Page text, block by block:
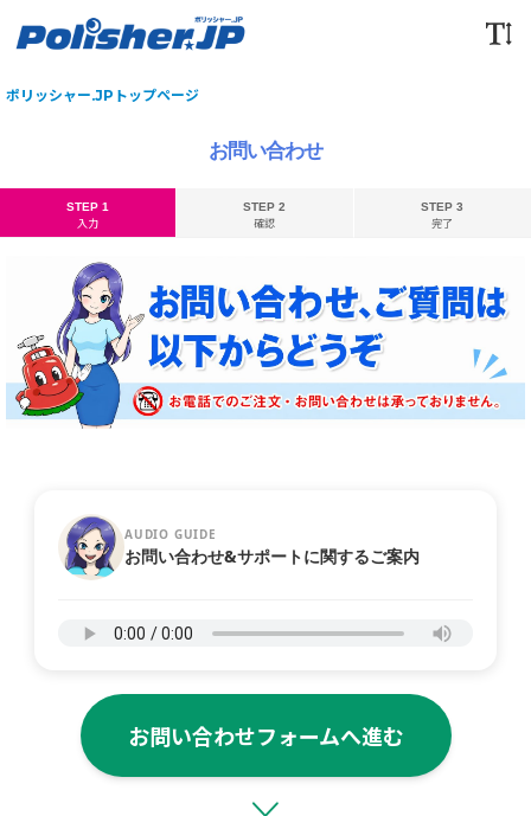
ポリッシャー.JPトップページ
お問い合わせ
STEP 1
入力
STEP 2
確認
STEP 3
完了
AUDIO GUIDE
お問い合わせ&サポートに関するご案内
お問い合わせフォームへ進む